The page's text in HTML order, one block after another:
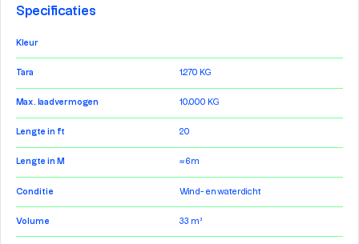
Specificaties
Kleur
Tara 1.270 KG
Max. laadvermogen 10.000 KG
Lengte in ft 20
Lengte in M ≈ 6m
Conditie Wind- en waterdicht
Volume 33 m³